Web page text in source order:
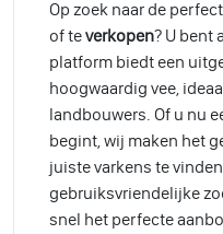
Op zoek naar de
of teverkopen? U bent
platform biedt een
hoogwaardig vee,
landbouwers. Of u nu
begint, wij maken het
juiste varkens te
gebruiksvriendelijke
snel het perfecte